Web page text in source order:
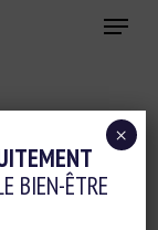
Menu
animal
ET
BIEN-ÊTRE
×